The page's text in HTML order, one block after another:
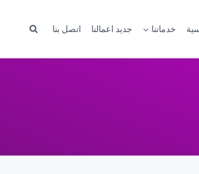
خدماتنا جديد اعمالنا اتصل بنا